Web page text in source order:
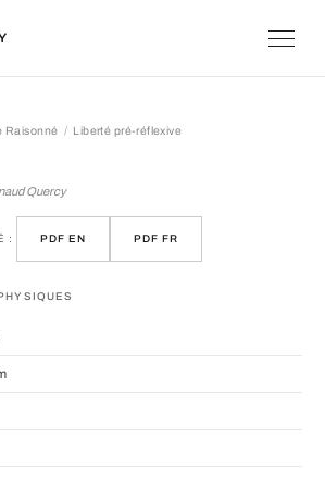
Raisonné Liberté pré-réflexive
Quercy
: PDF EN PDF FR